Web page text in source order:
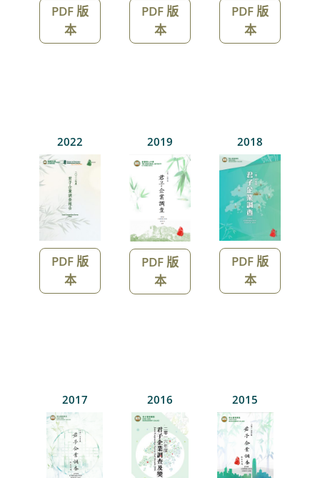
PDF 版
本
PDF 版
本
PDF 版
本
2022
PDF 版
本
2019
PDF 版
本
2018
PDF 版
本
2017 2016 2015